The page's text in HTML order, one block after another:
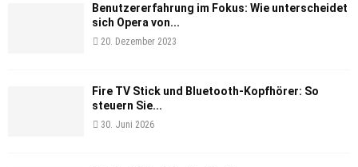
Benutzererfahrung im Fokus: Wie unterscheidet
sich Opera von...
20. Dezember 2023
Fire TV Stick und Bluetooth-Kopfhörer: So
steuern Sie...
30. Juni 2026